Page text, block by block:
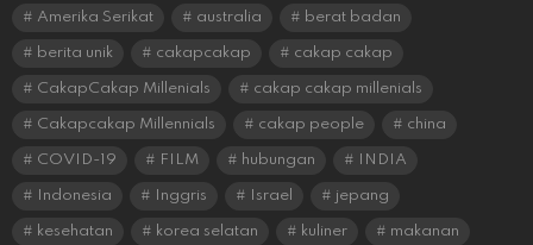
Amerika Serikat australia berat badan
berita unik cakapcakap cakap cakap
CakapCakap Millenials cakap cakap millenials
Cakapcakap Millennials cakap people china
COVID-19 FILM hubungan INDIA
Indonesia Inggris Israel jepang
kesehatan korea selatan kuliner makanan